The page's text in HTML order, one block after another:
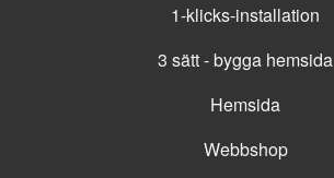
1-klicks-installation
3 sätt - bygga hemsida
Hemsida
Webbshop